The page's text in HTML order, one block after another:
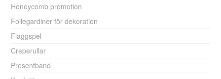
Honeycomb promotion
Foilegardiner för dekoration
Flaggspel
Creperullar
Presentband